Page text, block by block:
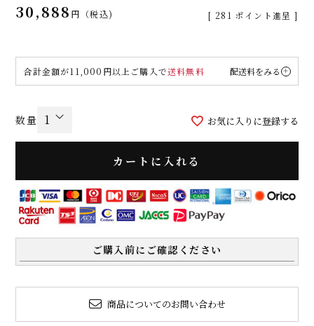
30,888 税込 [ 281 ポイント進呈 ]
合計金額が11,000円以上ご購入で送料無料 配送料をみる
お気に入りに登録する
カートに入れる
ご購入前にご確認ください
商品についてのお問い合わせ